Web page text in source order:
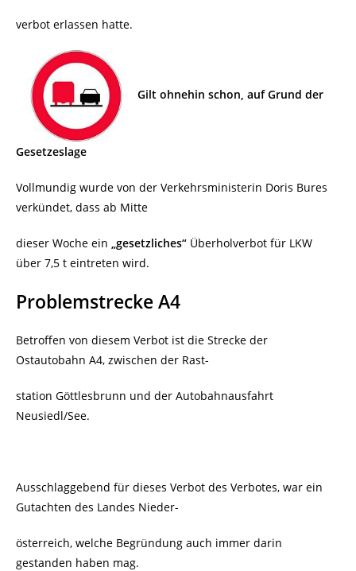
verbot erlassen hatte.
Gilt ohnehin schon, auf Grund der
Gesetzeslage
Vollmundig wurde von der Verkehrsministerin Doris Bures
verkündet, dass ab Mitte
dieser Woche ein „gesetzliches“ Überholverbot für LKW
über 7,5 t eintreten wird.
Problemstrecke A4
Betroffen von diesem Verbot ist die Strecke der
Ostautobahn A4, zwischen der Rast-
station Göttlesbrunn und der Autobahnausfahrt
Neusiedl/See.
Ausschlaggebend für dieses Verbot des Verbotes, war ein
Gutachten des Landes Nieder-
österreich, welche Begründung auch immer darin
gestanden haben mag.